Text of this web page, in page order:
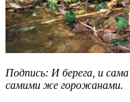
Подпись: И берега, и
самими же горожанами.